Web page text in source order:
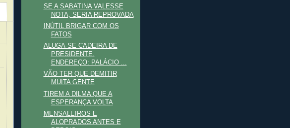
SE A SABATINA VALESSE
NOTA, SERIA REPROVADA
INÚTIL BRIGAR COM OS
FATOS
ALUGA-SE CADEIRA DE
PRESIDENTE.
ENDEREÇO: PALÁCIO ...
VÃO TER QUE DEMITIR
MUITA GENTE
TIREM A DILMA QUE A
ESPERANÇA VOLTA
MENSALEIROS E
ALOPRADOS ANTES E